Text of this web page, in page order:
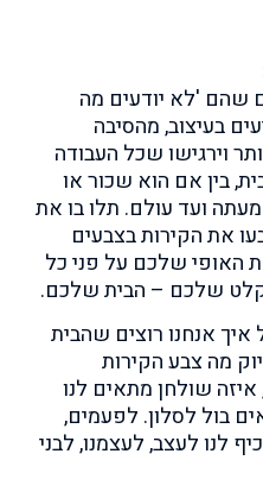
שהם 'לא יודעים מה
בעיצוב, מהסיבה
וירגישו שכל העבודה
בין אם הוא שכור או
ועד עולם. תלו בו את
את הקירות בצבעים
שלכם על פני כל
שלכם – הבית שלכם.
אנחנו רוצים שהבית
מה צבע הקירות
שולחן מתאים לנו
בול לסלון. לפעמים,
לנו לעצב, לעצמנו, לבני